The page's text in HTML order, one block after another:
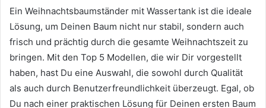
Ein Weihnachtsbaumständer mit Wassertank ist die ideale
Lösung, um Deinen Baum nicht nur stabil, sondern auch
frisch und prächtig durch die gesamte Weihnachtszeit zu
bringen. Mit den Top 5 Modellen, die wir Dir vorgestellt
haben, hast Du eine Auswahl, die sowohl durch Qualität
als auch durch Benutzerfreundlichkeit überzeugt. Egal, ob
Du nach einer praktischen Lösung für Deinen ersten Baum